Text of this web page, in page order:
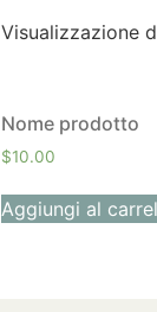
Visualizzazione
Nome prodotto
$10.00
Aggiungi al